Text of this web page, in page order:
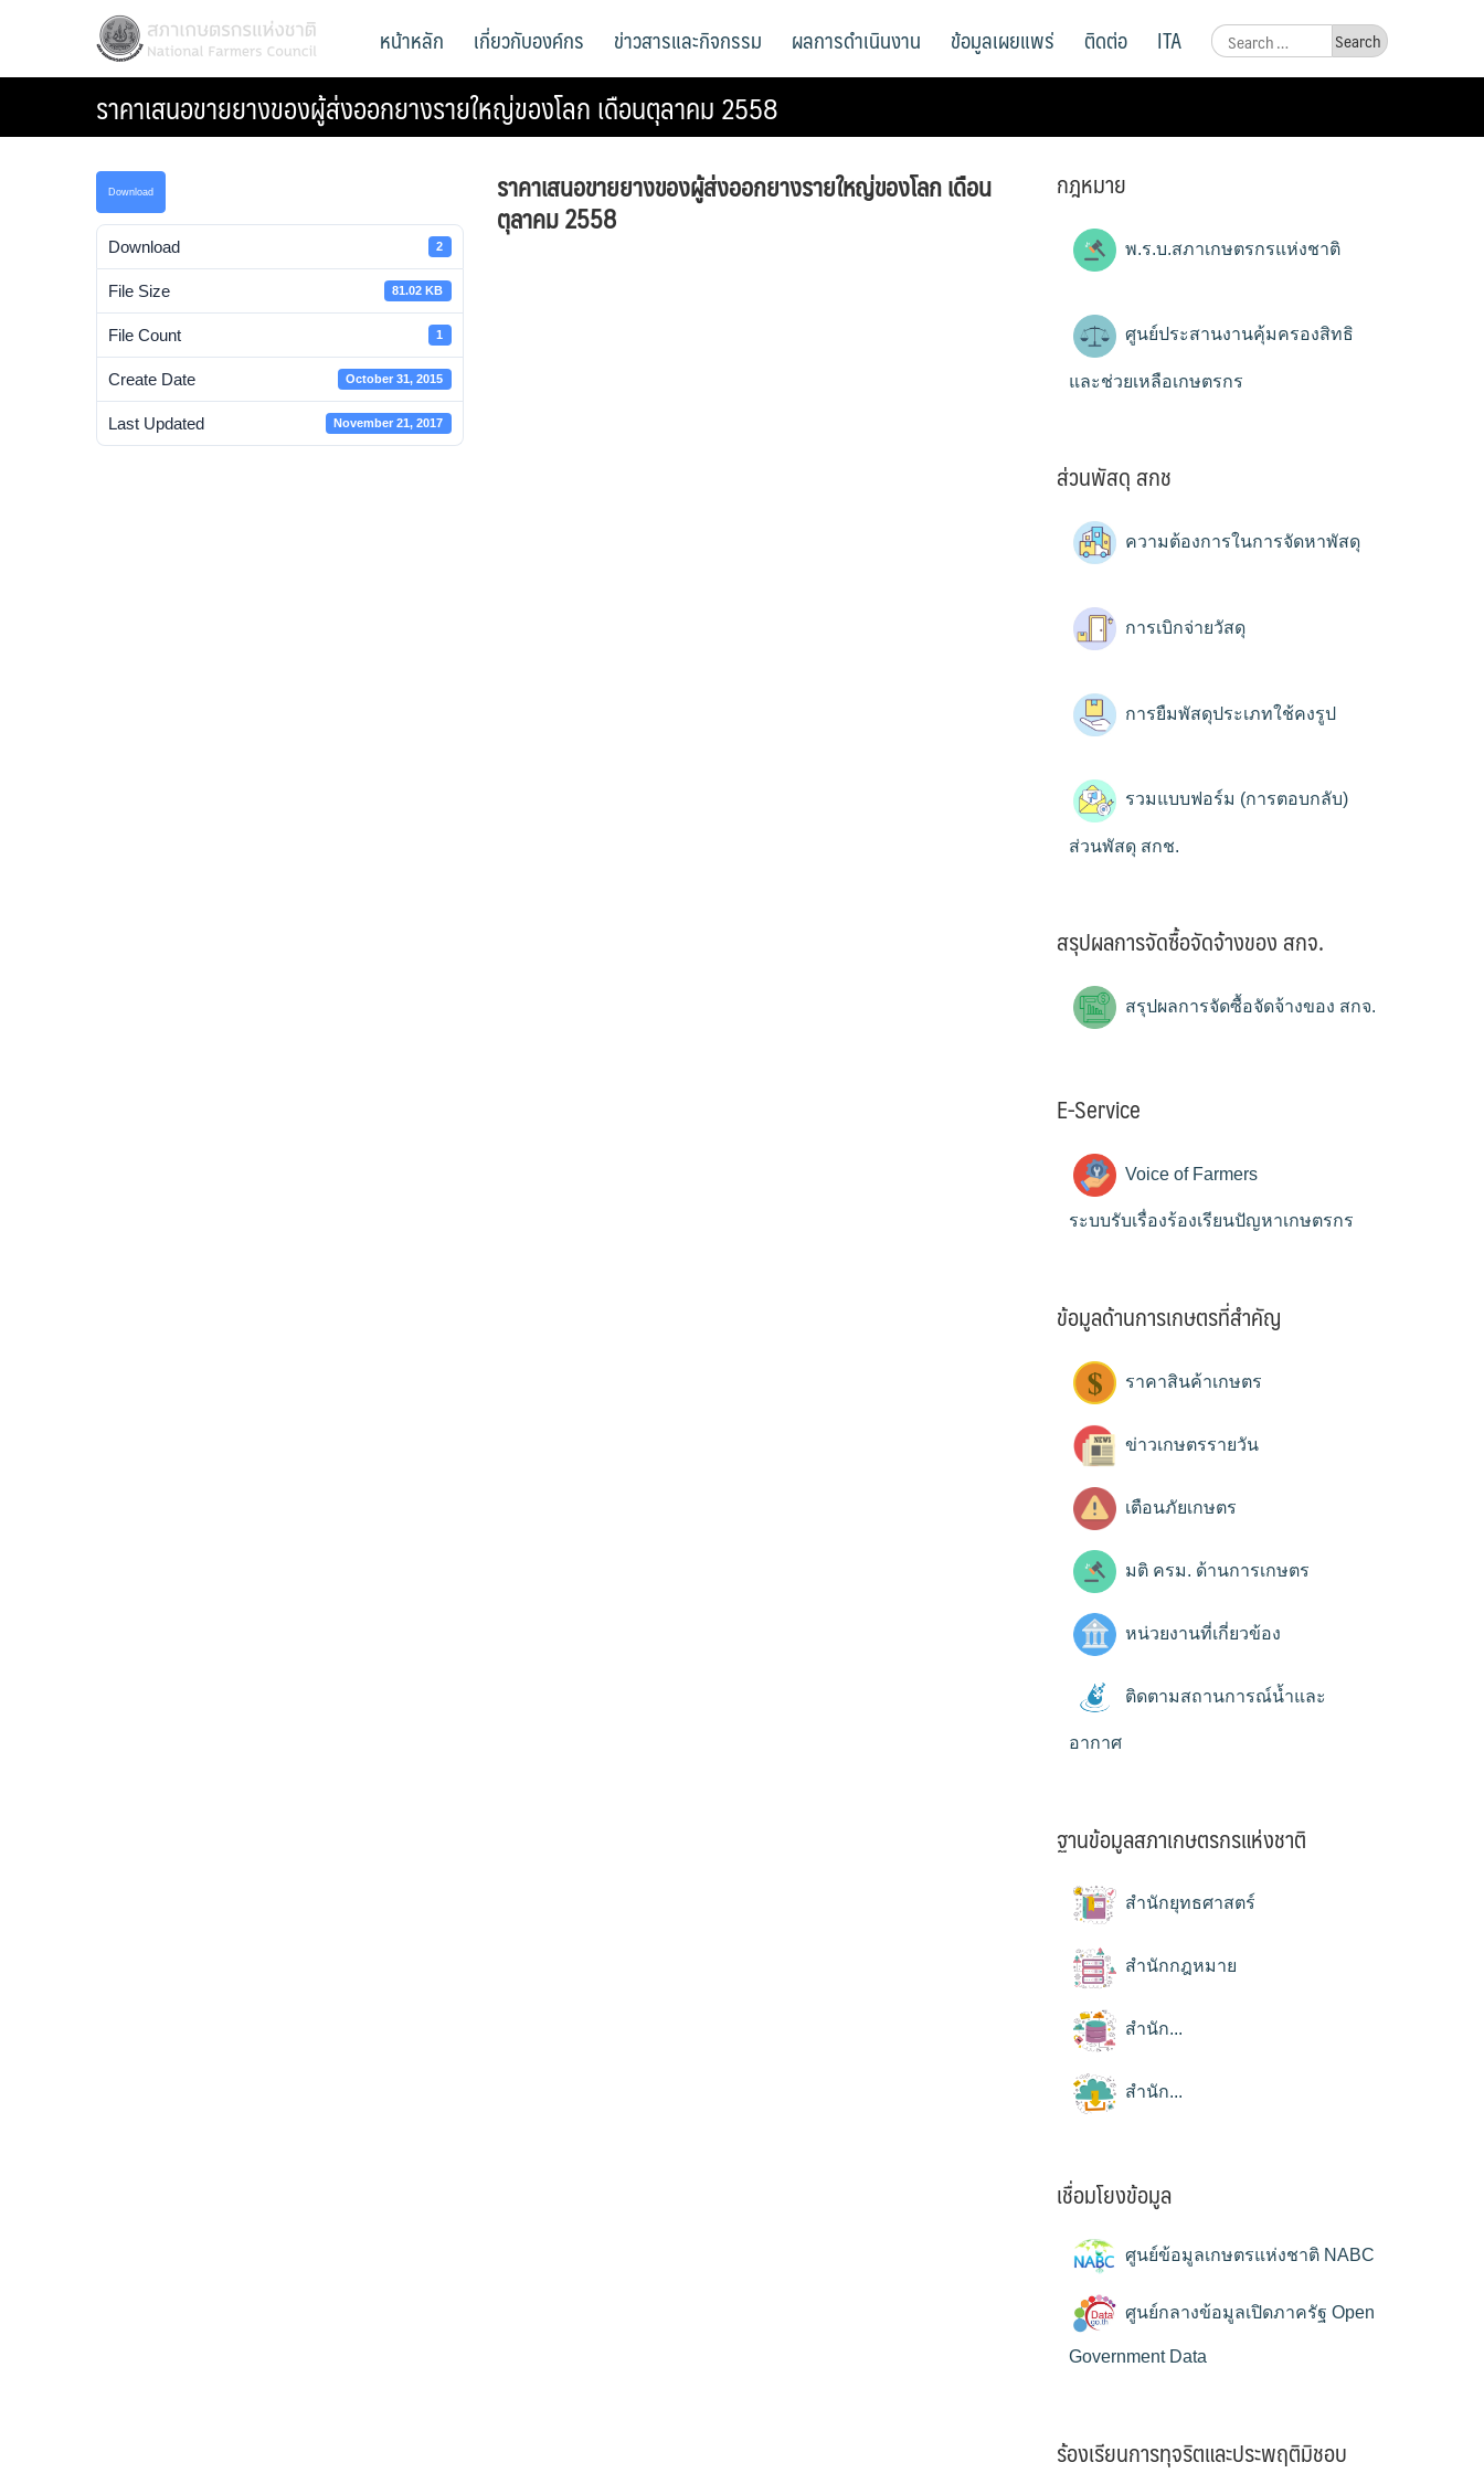
สภาเกษตรกรแห่งชาติ
National Farmers Council
Search
for:
หน้าหลัก เกี่ยวกับองค์กร ข่าวสารและกิจกรรม ผลการดำเนินงาน ข้อมูลเผยแพร่ ติดต่อ ITA
ราคาเสนอขายยางของผู้ส่งออกยางรายใหญ่ของโลก เดือนตุลาคม 2558
Download
Download 2
File Size 81.02 KB
File Count 1
Create Date October 31, 2015
Last Updated November 21, 2017
ราคาเสนอขายยางของผู้ส่งออกยางรายใหญ่ของโลก เดือน
ตุลาคม 2558
กฎหมาย
พ.ร.บ.สภาเกษตรกรแห่งชาติ
ศูนย์ประสานงานคุ้มครองสิทธิ
และช่วยเหลือเกษตรกร
ส่วนพัสดุ สกช
ความต้องการในการจัดหาพัสดุ
การเบิกจ่ายวัสดุ
การยืมพัสดุประเภทใช้คงรูป
รวมแบบฟอร์ม (การตอบกลับ)
ส่วนพัสดุ สกช.
สรุปผลการจัดซื้อจัดจ้างของ สกจ.
สรุปผลการจัดซื้อจัดจ้างของ สกจ.
E-Service
Voice of Farmers
ระบบรับเรื่องร้องเรียนปัญหาเกษตรกร
ข้อมูลด้านการเกษตรที่สำคัญ
ราคาสินค้าเกษตร
ข่าวเกษตรรายวัน
เตือนภัยเกษตร
มติ ครม. ด้านการเกษตร
หน่วยงานที่เกี่ยวข้อง
ติดตามสถานการณ์น้ำและ
อากาศ
ฐานข้อมูลสภาเกษตรกรแห่งชาติ
สำนักยุทธศาสตร์
สำนักกฎหมาย
สำนัก...
สำนัก...
เชื่อมโยงข้อมูล
ศูนย์ข้อมูลเกษตรแห่งชาติ NABC
ศูนย์กลางข้อมูลเปิดภาครัฐ Open
Government Data
ร้องเรียนการทุจริตและประพฤติมิชอบ